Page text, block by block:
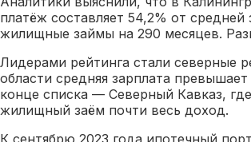
платёж составляет 54,2% от
жилищные займы на 290 месяцев.
Лидерами рейтинга стали северные
области средняя зарплата
конце списка — Северный Кавказ,
жилищный заём почти весь доход.
К сентябрю 2023 года ипотечный